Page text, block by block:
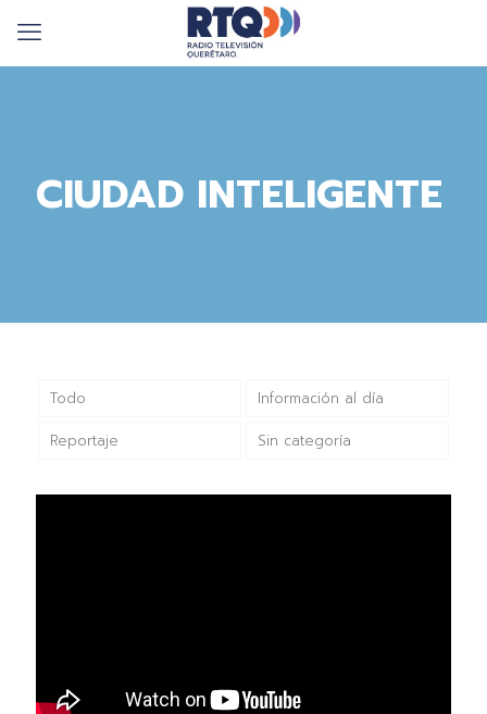
CIUDAD INTELIGENTE
Todo Información al día
Reportaje Sin categoría